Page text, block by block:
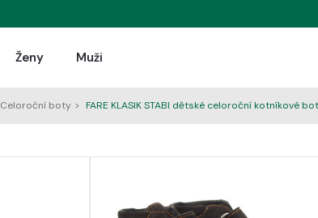
Ženy Muži
Celoroční boty > FARE KLASIK STABI dětské celoroční kotníkové